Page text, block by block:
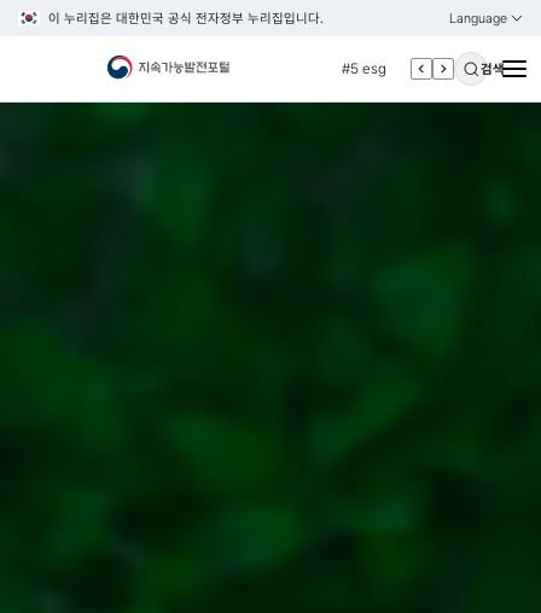
이 누리집은 대한민국 공식 전자정부 누리집입니다. Language
열기
KOREAN
ENGLISH
#5 esg
#6 빈곤
검색